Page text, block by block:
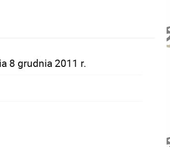
8 grudnia 2011 r.